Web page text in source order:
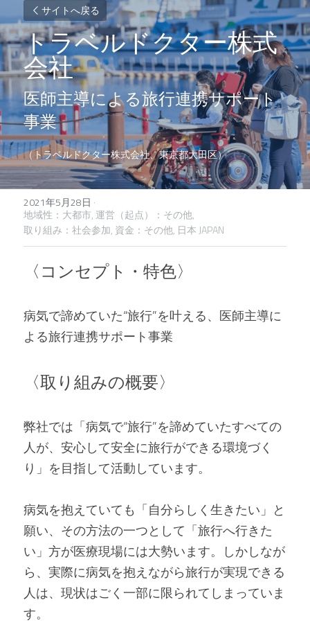
サイトへ戻る
トラベルドクター株式
会社
医師主導による旅行連携サポート
事業
（トラベルドクター株式会社、東京都大田区）
2021年5月28日 ·
地域性：大都市, 運営（起点）：その他,
取り組み：社会参加, 資金：その他, 日本 JAPAN
〈コンセプト・特色〉
病気で諦めていた“旅行”を叶える、医師主導に
よる旅行連携サポート事業
〈取り組みの概要〉
弊社では「病気で“旅行”を諦めていたすべての
人が、安心して安全に旅行ができる環境づく
り」を目指して活動しています。
病気を抱えていても「自分らしく生きたい」と
願い、その方法の一つとして「旅行へ行きた
い」方が医療現場には大勢います。しかしなが
ら、実際に病気を抱えながら旅行が実現できる
人は、現状はごく一部に限られてしまっていま
す。